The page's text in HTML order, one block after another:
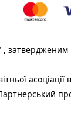
, затвердженим
асоціації